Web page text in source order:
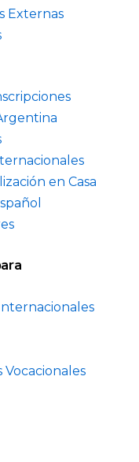
Externas
en Casa